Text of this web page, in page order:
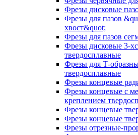
Фрезы дисковые
Фрезы для пазов
хвост&quot;
Фрезы для пазов
Фрезы дисковые 3-
твердосплавные
Фрезы для Т-
твердосплавные
Фрезы концевые
Фрезы концевые с
креплением
Фрезы концевые
Фрезы концевые
Фрезы отрезные-